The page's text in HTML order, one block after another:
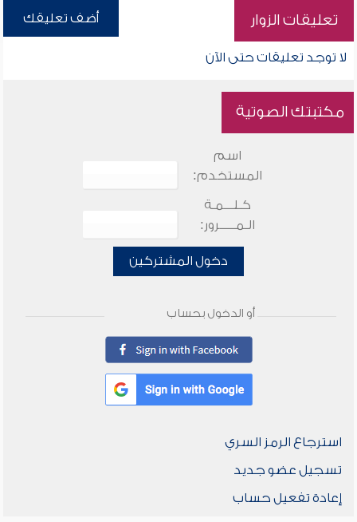
تعليقات الزوار أضف تعليقك
لا توجد تعليقات حتى الآن
مكتبتك الصوتية
اسم
المستخدم:
كـلـــمـة
الـمـــــرور:
دخول المشتركين
أو الدخول بحساب
استرجاع الرمز السري
تسجيل عضو جديد
إعادة تفعيل حساب